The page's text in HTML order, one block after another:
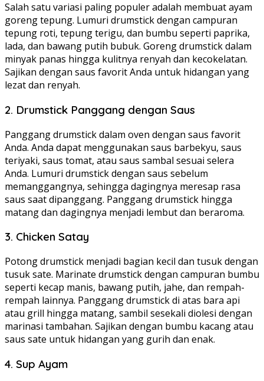
Salah satu variasi paling populer adalah membuat ayam
goreng tepung. Lumuri drumstick dengan campuran
tepung roti, tepung terigu, dan bumbu seperti paprika,
lada, dan bawang putih bubuk. Goreng drumstick dalam
minyak panas hingga kulitnya renyah dan kecokelatan.
Sajikan dengan saus favorit Anda untuk hidangan yang
lezat dan renyah.
2. Drumstick Panggang dengan Saus
Panggang drumstick dalam oven dengan saus favorit
Anda. Anda dapat menggunakan saus barbekyu, saus
teriyaki, saus tomat, atau saus sambal sesuai selera
Anda. Lumuri drumstick dengan saus sebelum
memanggangnya, sehingga dagingnya meresap rasa
saus saat dipanggang. Panggang drumstick hingga
matang dan dagingnya menjadi lembut dan beraroma.
3. Chicken Satay
Potong drumstick menjadi bagian kecil dan tusuk dengan
tusuk sate. Marinate drumstick dengan campuran bumbu
seperti kecap manis, bawang putih, jahe, dan rempah-
rempah lainnya. Panggang drumstick di atas bara api
atau grill hingga matang, sambil sesekali diolesi dengan
marinasi tambahan. Sajikan dengan bumbu kacang atau
saus sate untuk hidangan yang gurih dan enak.
4. Sup Ayam